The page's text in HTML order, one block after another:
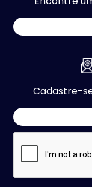
Cadastre-